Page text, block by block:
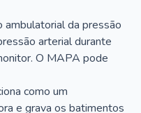
ambulatorial da pressão
arterial durante
O MAPA pode
como um
e grava os batimentos